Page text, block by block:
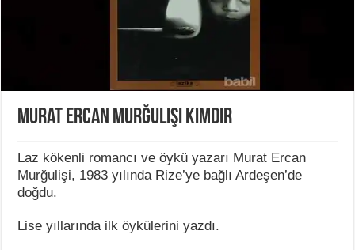
Murat Ercan Murğulişi Kimdir
Laz kökenli romancı ve öykü yazarı Murat Ercan
Murğulişi, 1983 yılında Rize’ye bağlı Ardeşen’de
doğdu.
Lise yıllarında ilk öykülerini yazdı.